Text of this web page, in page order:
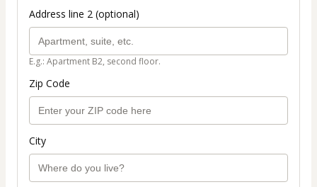
Address line 2 (optional)
E.g.: Apartment B2, second floor.
Zip Code
City